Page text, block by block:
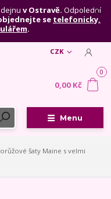
v Ostravě. Odpolední
se telefonicky,
.
Menu
CZK
0
0,00 Kč
šaty Maine s velmi